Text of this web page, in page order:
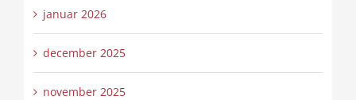
januar 2026
december 2025
november 2025